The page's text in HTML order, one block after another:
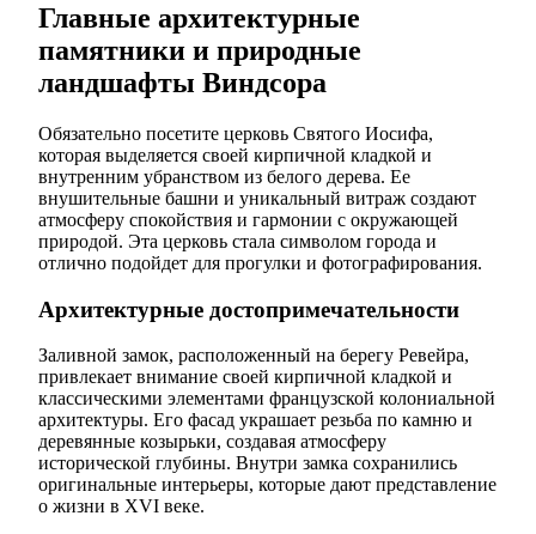
Главные архитектурные
памятники и природные
ландшафты Виндсора
Обязательно посетите церковь Святого Иосифа,
которая выделяется своей кирпичной кладкой и
внутренним убранством из белого дерева. Ее
внушительные башни и уникальный витраж создают
атмосферу спокойствия и гармонии с окружающей
природой. Эта церковь стала символом города и
отлично подойдет для прогулки и фотографирования.
Архитектурные достопримечательности
Заливной замок, расположенный на берегу Ревейра,
привлекает внимание своей кирпичной кладкой и
классическими элементами французской колониальной
архитектуры. Его фасад украшает резьба по камню и
деревянные козырьки, создавая атмосферу
исторической глубины. Внутри замка сохранились
оригинальные интерьеры, которые дают представление
о жизни в XVI веке.